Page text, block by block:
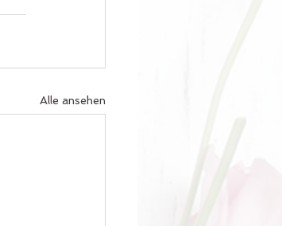
Alle ansehen